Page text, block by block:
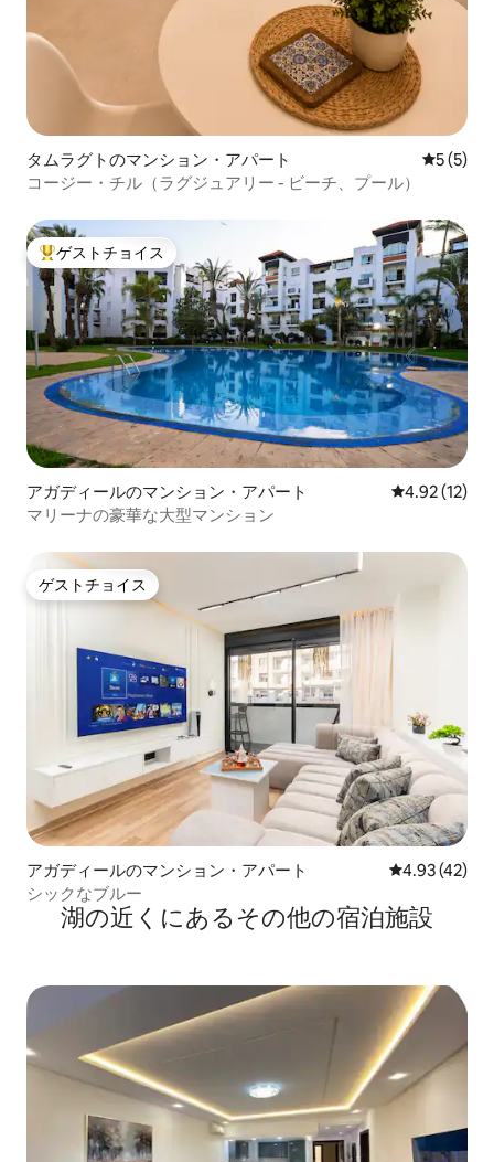
タムラグトのマンション・アパート レビュー
5 (5)
コージー・チル（ラグジュアリー - ビーチ、プール）
大好評のゲストチョイスです。
ゲストチョイス
アガディールのマンション・アパート レビュー12
4.92 (12)
マリーナの豪華な大型マンション
ゲストチョイス
ゲストチョイス
アガディールのマンション・アパート レビュー42
4.93 (42)
シックなブルー
湖の近くにあるその他の宿泊施設